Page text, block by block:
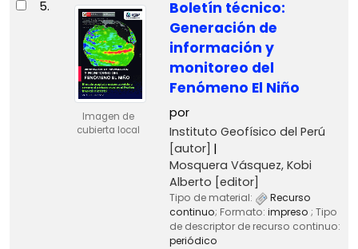
5.
Imagen de
cubierta local
Boletín técnico:
Generación de
información y
monitoreo del
Fenómeno El Niño
por
Instituto Geofísico del Perú
[autor]
Mosquera Vásquez, Kobi
Alberto [editor]
Tipo de material:
Recurso
continuo; Formato: impreso ; Tipo
de descriptor de recurso continuo:
periódico